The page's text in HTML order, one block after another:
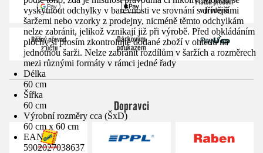
vyskytnout odchylky v barevnosti ve srovnání s dřívějšími
šaržemi nebo vzorky z prodejny, nicméně těmto odchylkám
nelze zabránit, jelikož vznikají již při výrobě. Před obkládáním
plochy si prosím zkontrolujte dodané zboží v ohledu na
jednotnou šarži. Nelze zabránit rozdílům v šaržích a rozměrech
mezi různými formáty v rámci jedné řady
Délka
60 cm
Šířka
60 cm
Výrobní rozměry cca (ŠxD)
60 cm x 60 cm
EAN
5902027038637
Dopravci